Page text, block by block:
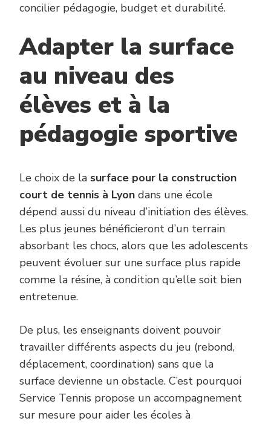
concilier pédagogie, budget et durabilité.
Adapter la surface
au niveau des
élèves et à la
pédagogie sportive
Le choix de la surface pour la construction
court de tennis à Lyon dans une école
dépend aussi du niveau d’initiation des élèves.
Les plus jeunes bénéficieront d’un terrain
absorbant les chocs, alors que les adolescents
peuvent évoluer sur une surface plus rapide
comme la résine, à condition qu’elle soit bien
entretenue.
De plus, les enseignants doivent pouvoir
travailler différents aspects du jeu (rebond,
déplacement, coordination) sans que la
surface devienne un obstacle. C’est pourquoi
Service Tennis propose un accompagnement
sur mesure pour aider les écoles à